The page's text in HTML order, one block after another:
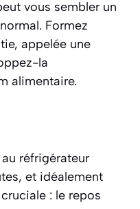
vous sembler un
Formez
appelée une
la
alimentaire.
réfrigérateur
et idéalement
: le repos